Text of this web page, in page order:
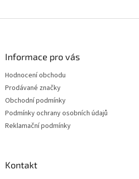
Informace pro vás
Hodnocení obchodu
Prodávané značky
Obchodní podmínky
Podmínky ochrany osobních údajů
Reklamační podmínky
Kontakt